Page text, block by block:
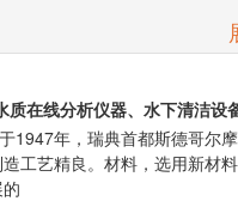
质在线分析仪器、水下清洁设
1947年，瑞典首都斯德哥
工艺精良。材料，选用新材